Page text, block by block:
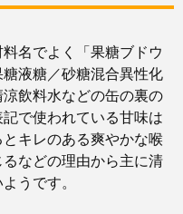
名でよく「果糖ブドウ
液糖／砂糖混合異性化
飲料水などの缶の裏の
で使われている甘味は
キレのある爽やかな喉
などの理由から主に清
うです。